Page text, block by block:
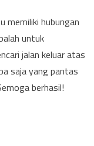
memiliki hubungan
untuk
jalan keluar atas
saja yang pantas
berhasil!